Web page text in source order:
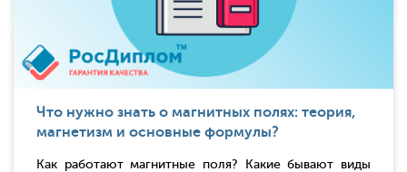
Что нужно знать о магнитных полях: теория,
магнетизм и основные формулы?
Как работают магнитные поля? Какие бывают виды